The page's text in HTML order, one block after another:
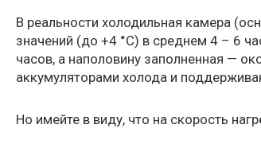
В реальности холодильная камера
значений (до +4 °C) в среднем 4 – 6
часов, а наполовину заполненная —
аккумуляторами холода и
Но имейте в виду, что на скорость